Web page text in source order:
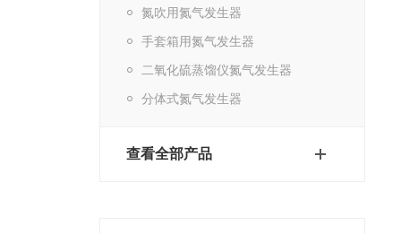
氮吹用氮气发生器
手套箱用氮气发生器
二氧化硫蒸馏仪氮气发生器
分体式氮气发生器
查看全部产品